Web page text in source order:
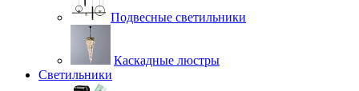
Подвесные светильники
Каскадные люстры
Светильники